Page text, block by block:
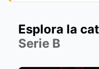
Esplora la
Serie B